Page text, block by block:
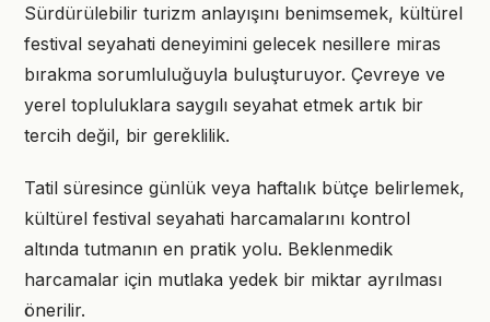
Sürdürülebilir turizm anlayışını benimsemek, kültürel
festival seyahati deneyimini gelecek nesillere miras
bırakma sorumluluğuyla buluşturuyor. Çevreye ve
yerel topluluklara saygılı seyahat etmek artık bir
tercih değil, bir gereklilik.
Tatil süresince günlük veya haftalık bütçe belirlemek,
kültürel festival seyahati harcamalarını kontrol
altında tutmanın en pratik yolu. Beklenmedik
harcamalar için mutlaka yedek bir miktar ayrılması
önerilir.